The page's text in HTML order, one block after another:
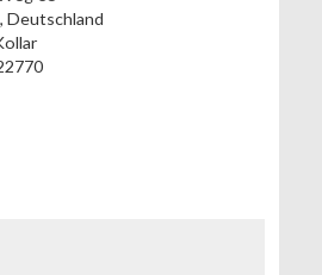
, Deutschland